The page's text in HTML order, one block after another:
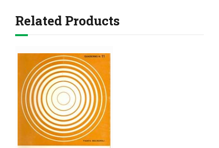
Related Products